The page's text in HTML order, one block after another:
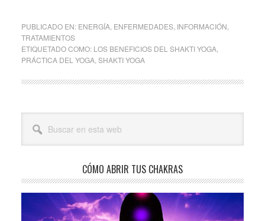
PUBLICADO EN: ENERGÍA, ENFERMEDADES, INFORMACIÓN
TRATAMIENTOS
ETIQUETADO COMO: LOS BENEFICIOS DEL SHAKTI YOGA,
PRÁCTICA DEL YOGA, SHAKTI YOGA
Barra
lateral
esta
CÓMO ABRIR TUS CHAKRAS